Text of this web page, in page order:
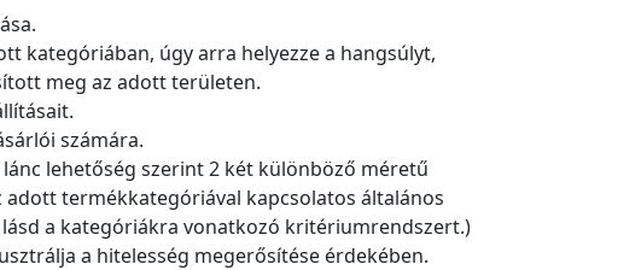
kategóriában, úgy arra helyezze a hangsúlyt,
meg az adott területen.
számára.
lehetőség szerint 2 két különböző méretű
adott termékkategóriával kapcsolatos általános
a kategóriákra vonatkozó kritériumrendszert.)
a hitelesség megerősítése érdekében.